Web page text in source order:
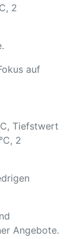
2
auf
Tiefstwert
2
Angebote.